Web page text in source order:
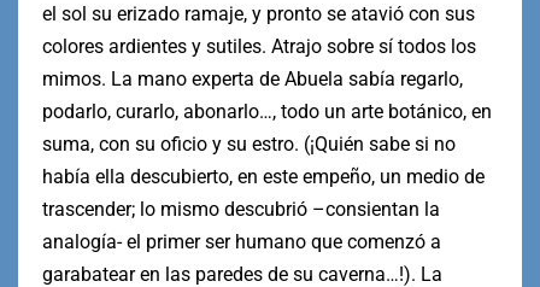
el sol su erizado ramaje, y pronto se atavió con sus
colores ardientes y sutiles. Atrajo sobre sí todos los
mimos. La mano experta de Abuela sabía regarlo,
podarlo, curarlo, abonarlo…, todo un arte botánico, en
suma, con su oficio y su estro. (¡Quién sabe si no
había ella descubierto, en este empeño, un medio de
trascender; lo mismo descubrió –consientan la
analogía- el primer ser humano que comenzó a
garabatear en las paredes de su caverna…!). La